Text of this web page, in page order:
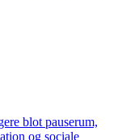
blot pauserum,
og sociale